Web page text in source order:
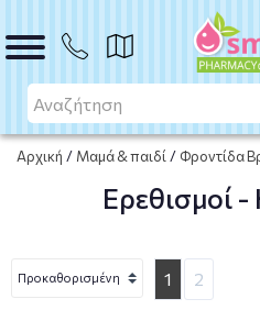
Αρχική / Μαμά & παιδί / Φροντίδα
Ερεθισμοί -
1 2